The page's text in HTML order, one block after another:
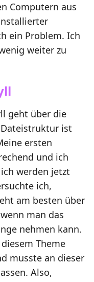
Computern aus
ein Problem. Ich
weiter zu
geht über die
ist
ersten
und ich
werden jetzt
ich,
am besten über
man das
nehmen kann.
Theme
musste an dieser
Also,